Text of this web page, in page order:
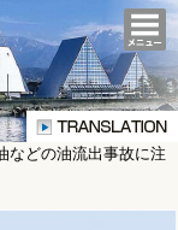
などの油流出事故に注